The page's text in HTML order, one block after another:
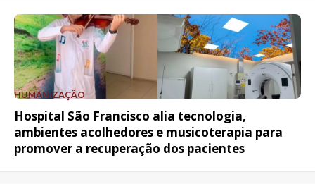
HUMANIZAÇÃO
Hospital São Francisco alia tecnologia,
ambientes acolhedores e musicoterapia para
promover a recuperação dos pacientes